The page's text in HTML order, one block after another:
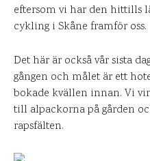
eftersom vi har den hittills
cykling i Skåne framför oss.
Det här är också vår sista
gången och målet är ett
bokade kvällen innan. Vi
till alpackorna på gården
rapsfälten.